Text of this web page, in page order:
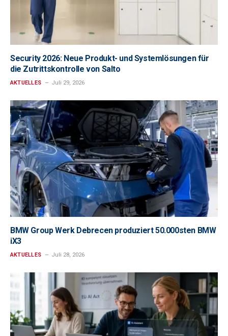
Security 2026: Neue Produkt- und Systemlösungen für
die Zutrittskontrolle von Salto
AKTUELLES Juli 29, 2026
BMW Group Werk Debrecen produziert 50.000sten BMW
iX3
AKTUELLES Juli 28, 2026